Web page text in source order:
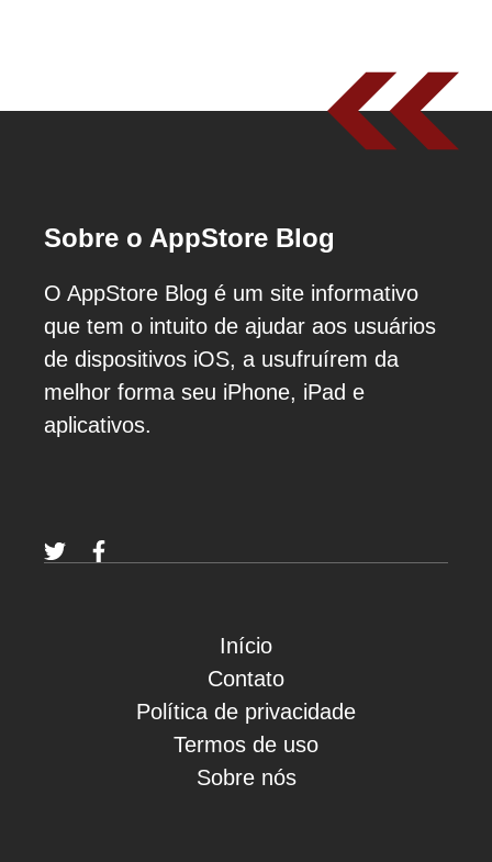
Sobre o AppStore Blog
O AppStore Blog é um site informativo
que tem o intuito de ajudar aos usuários
de dispositivos iOS, a usufruírem da
melhor forma seu iPhone, iPad e
aplicativos.
Início
Contato
Política de privacidade
Termos de uso
Sobre nós